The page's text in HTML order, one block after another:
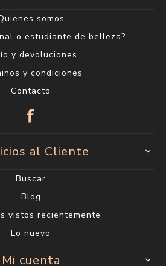
somos
o estudiante de belleza?
y devoluciones
y condiciones
Contacto
al Cliente
Buscar
Blog
vistos recientemente
Lo nuevo
Mi cuenta